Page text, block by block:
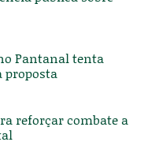
Pantanal tenta
proposta
reforçar combate a